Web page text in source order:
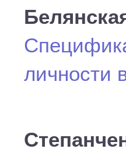
личности